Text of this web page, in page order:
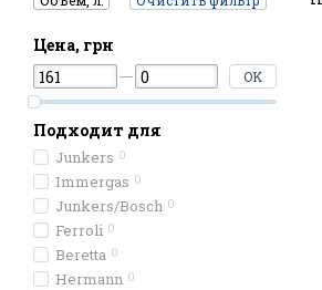
Цена, грн
OK
Подходит для
Junkers 0
Immergas 0
Junkers/Bosch 0
Ferroli 0
Beretta 0
Hermann 0